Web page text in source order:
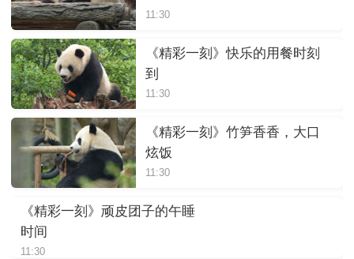
11:30
《精彩一刻》快乐的用餐时刻
到
11:30
《精彩一刻》竹笋香香，大口
炫饭
11:30
《精彩一刻》顽皮团子的午睡
时间
11:30